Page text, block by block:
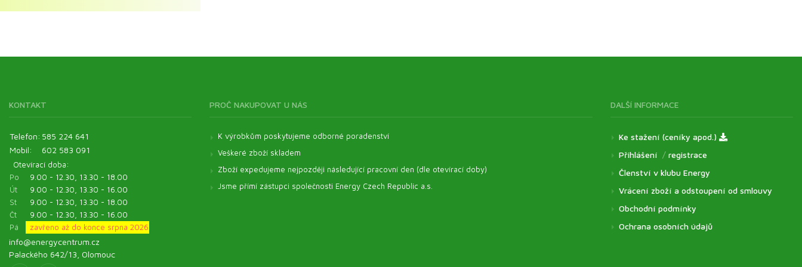
Aromaterapie
Výhodná balení pro zvířata
Zelené potraviny ve výhodném balení
KONTAKT
Telefon: 585 224 641
Mobil:
602 583 091
Otevírací doba:
Po
9.00 - 12.30, 13.30 - 18.00
Út
9.00 - 12.30, 13.30 - 16.00
St
9.00 - 12.30, 13.30 - 18.00
Čt
9.00 - 12.30, 13.30 - 16.00
Pá
zavřeno až do konce srpna 2026
info@energycentrum.cz
Palackého 642/13, Olomouc
PROČ NAKUPOVAT U NÁS
K výrobkům poskytujeme odborné poradenství
Veškeré zboží skladem
Zboží expedujeme nejpozději následující pracovní den (dle otevírací doby)
Jsme přímí zástupci společnosti Energy Czech Republic a.s.
DALŠÍ INFORMACE
Ke stažení (ceníky apod.)
Přihlášení / registrace
Členství v klubu Energy
Vrácení zboží a odstoupení od smlouvy
Obchodní podmínky
Ochrana osobních údajů